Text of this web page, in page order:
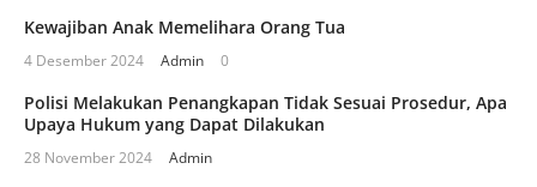
Kewajiban Anak Memelihara Orang Tua
4 Desember 2024 Admin 0
Polisi Melakukan Penangkapan Tidak Sesuai Prosedur, Apa
Upaya Hukum yang Dapat Dilakukan
28 November 2024 Admin